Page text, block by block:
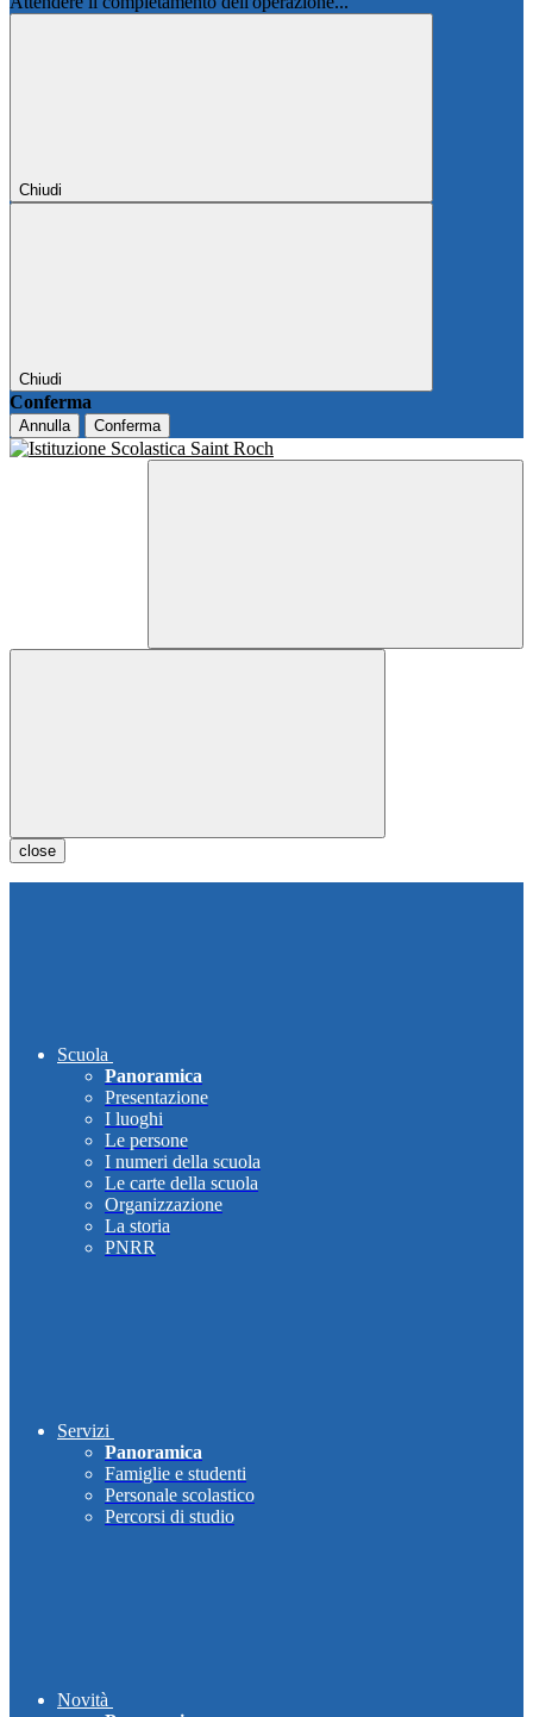
Chiudi
Chiudi
Conferma
Annulla Conferma
close
Scuola
Panoramica
Presentazione
I luoghi
Le persone
I numeri della scuola
Le carte della scuola
Organizzazione
La storia
PNRR
Servizi
Panoramica
Famiglie e studenti
Personale scolastico
Percorsi di studio
Novità